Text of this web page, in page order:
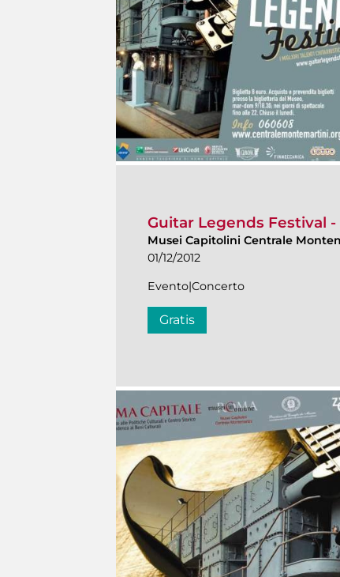
Guitar Legends Festival -
Musei Capitolini Centrale
01/12/2012
Evento|Concerto
Gratis